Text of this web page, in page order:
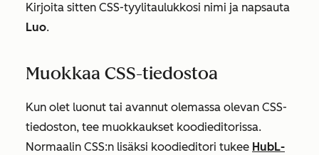
Kirjoita sitten CSS-tyylitaulukkosi nimi ja napsauta
Luo.
Muokkaa CSS-tiedostoa
Kun olet luonut tai avannut olemassa olevan CSS-
tiedoston, tee muokkaukset koodieditorissa.
Normaalin CSS:n lisäksi koodieditori tukee HubL-